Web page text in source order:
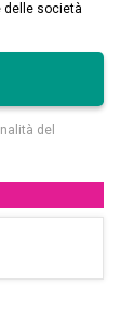
delle società
del